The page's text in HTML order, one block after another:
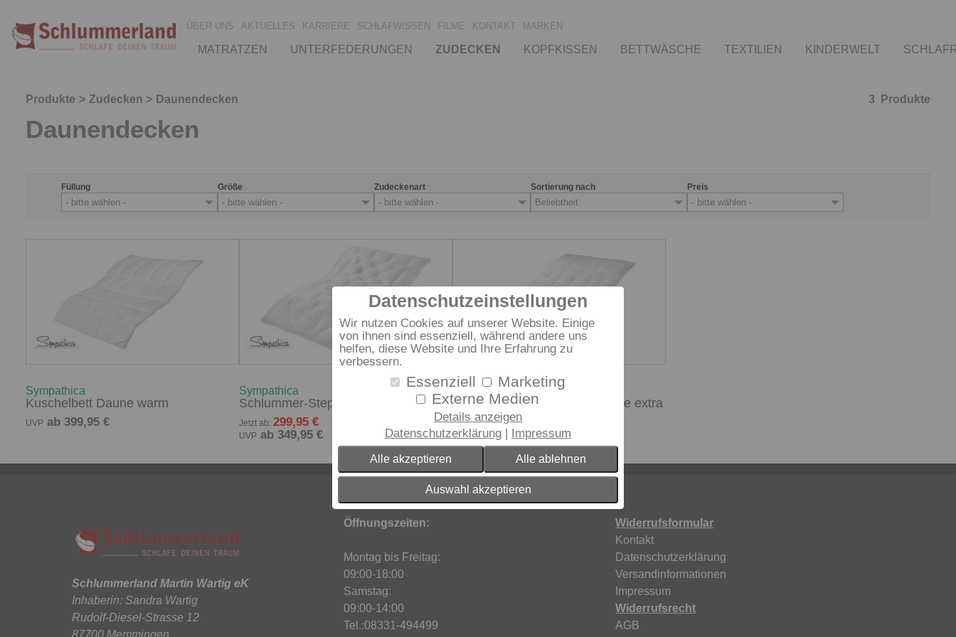
Datenschutzeinstellungen
Wir nutzen Cookies auf unserer Website. Einige
von ihnen sind essenziell, während andere uns
helfen, diese Website und Ihre Erfahrung zu
verbessern.
Essenziell
Marketing
Externe Medien
Details anzeigen
Datenschutzerklärung
Impressum
Alle akzeptieren Alle ablehnen
Auswahl akzeptieren
ÜBER UNS AKTUELLES KARRIERE SCHLAFWISSEN FILME KONTAKT MARKEN
MATRATZEN UNTERFEDERUNGEN ZUDECKEN KOPFKISSEN BETTWÄSCHE TEXTILIEN KINDERWELT
Produkte Zudecken Daunendecken 3 Produkte
Daunendecken
Füllung
- bitte wählen -
Größe
- bitte wählen -
Zudeckenart
- bitte wählen -
Sortierung nach
Beliebtheit
Preis
- bitte wählen -
Sympathica
Kuschelbett Daune warm
UVP ab 399,95 €
Sympathica
Schlummer-Stepp 20
Jetzt ab: 299,95 €
UVP ab 349,95 €
Zudecke
Sympathica Kuschelbett Daune extra
warm
UVPab 529,95 €
Schlummerland Martin Wartig eK
Inhaberin: Sandra Wartig
Rudolf-Diesel-Strasse 12
87700 Memmingen
Öffnungszeiten:
Montag bis Freitag:
09:00-18:00
Samstag:
09:00-14:00
Tel.:08331-494499
Widerrufsformular
Kontakt
Datenschutzerklärung
Versandinformationen
Impressum
Widerrufsrecht
AGB